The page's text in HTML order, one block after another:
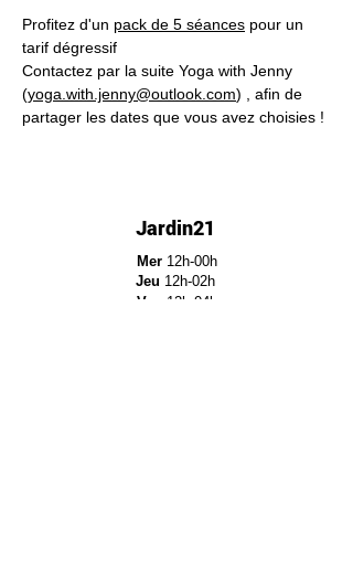
Profitez d'un pack de 5 séances pour un
tarif dégressif
Contactez par la suite Yoga with Jenny
(yoga.with.jenny@outlook.com) , afin de
partager les dates que vous avez choisies !
Jardin21
Mer12h-00h
Jeu 12h-02h
Ven 12h-04h